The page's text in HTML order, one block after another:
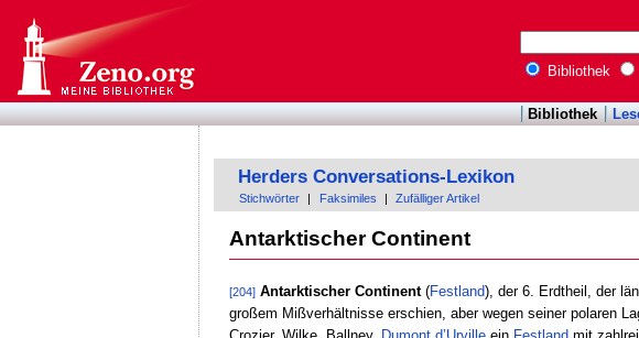
Bibliothek
Bibliothek
Herders Conversations-Lexikon
Stichwörter Faksimiles Zufälliger Artikel
Antarktischer Continent
[204] Antarktischer Continent(Festland), der 6. Erdtheil, der
großem Mißverhältnisse erschien, aber wegen seiner polaren